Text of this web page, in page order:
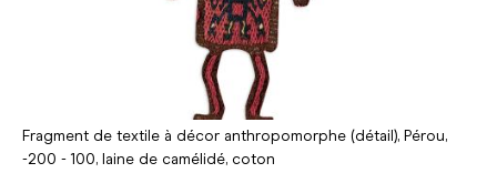
Fragment de textile à décor anthropomorphe (détail), Pérou,
-200 - 100, laine de camélidé, coton